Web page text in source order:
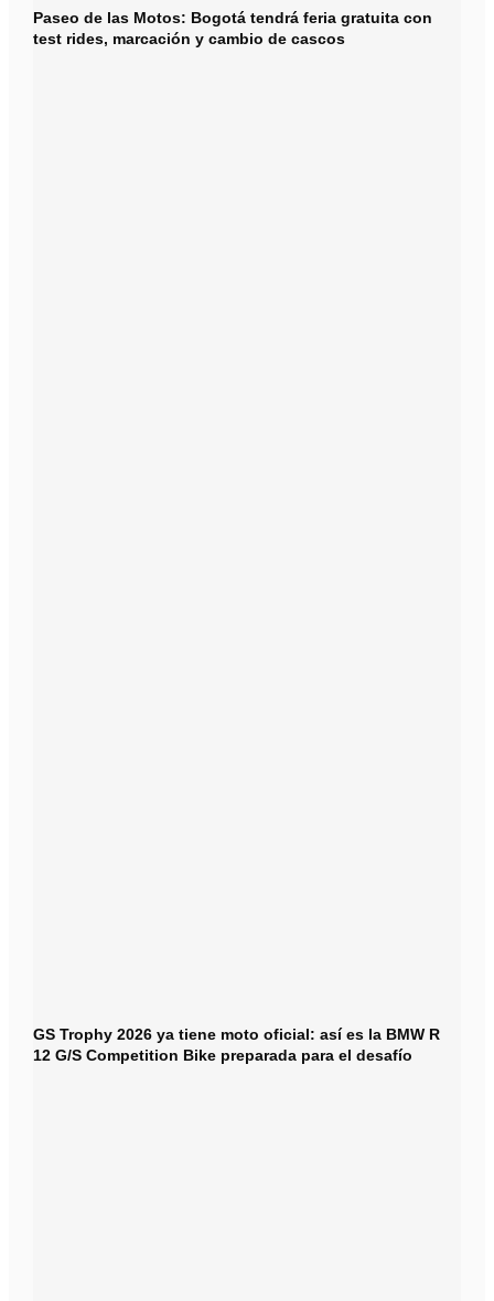
Paseo de las Motos: Bogotá tendrá feria gratuita con
test rides, marcación y cambio de cascos
GS Trophy 2026 ya tiene moto oficial: así es la BMW R
12 G/S Competition Bike preparada para el desafío